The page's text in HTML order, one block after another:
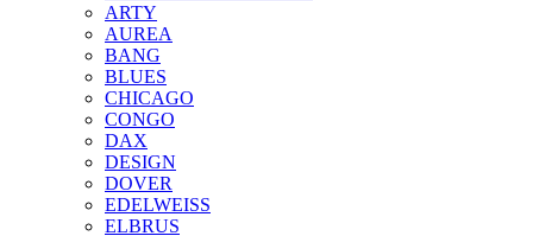
ARTY
AUREA
BANG
BLUES
CHICAGO
CONGO
DAX
DESIGN
DOVER
EDELWEISS
ELBRUS